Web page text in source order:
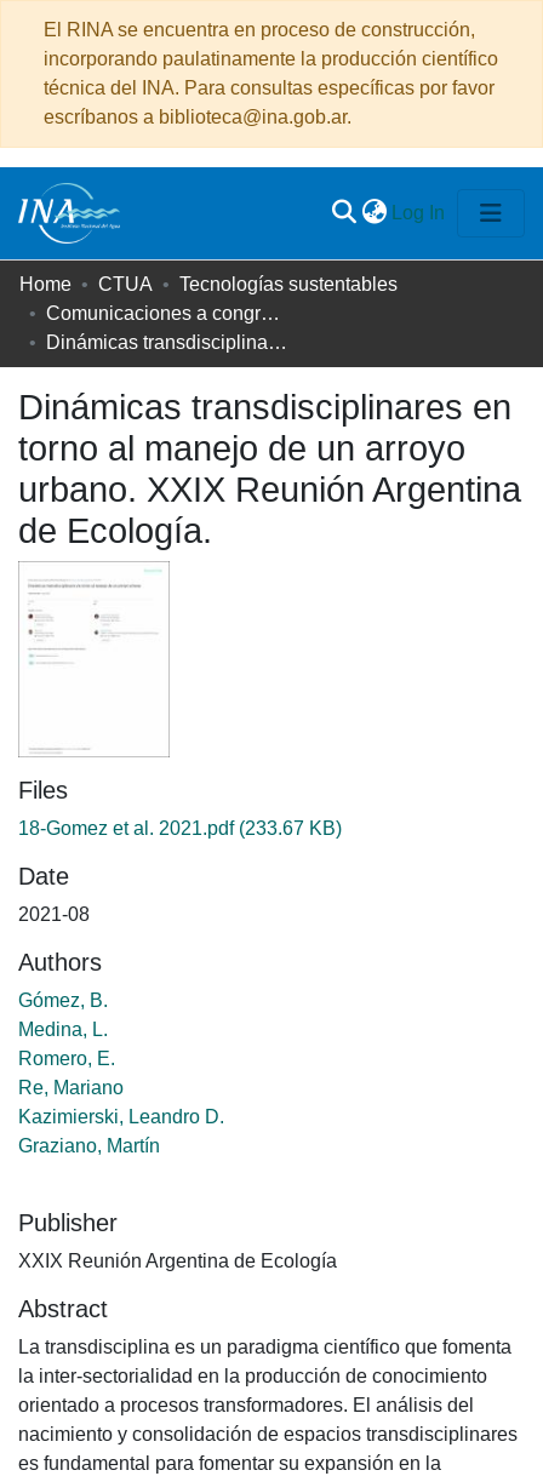
El RINA se encuentra en proceso de construcción,
incorporando paulatinamente la producción científico
técnica del INA. Para consultas específicas por favor
escríbanos a biblioteca@ina.gob.ar.
Log In (current)
Communities
&
Collections
All of DSpace
Statistics
Home CTUA
Tecnologías sustentables
Comunicaciones a congresos
Dinámicas transdisciplinares en torno al manejo de un arroyo urbano. XXIX Reunión Argentina de Ecología.
Dinámicas transdisciplinares en
torno al manejo de un arroyo
urbano. XXIX Reunión Argentina
de Ecología.
Files
18-Gomez et al. 2021.pdf(233.67 KB)
Date
2021-08
Authors
Gómez, B.
Medina, L.
Romero, E.
Re, Mariano
Kazimierski, Leandro D.
Graziano, Martín
Publisher
XXIX Reunión Argentina de Ecología
Abstract
La transdisciplina es un paradigma científico que fomenta
la inter-sectorialidad en la producción de conocimiento
orientado a procesos transformadores. El análisis del
nacimiento y consolidación de espacios transdisciplinares
es fundamental para fomentar su expansión en la